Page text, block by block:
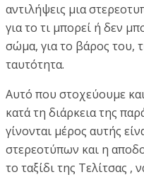
αντιλήψεις μια
για το τι μπορεί ή δεν
σώμα, για το βάρος του,
ταυτότητα.
Αυτό που στοχεύουμε
κατά τη διάρκεια της
γίνονται μέρος αυτής
στερεοτύπων και η
το ταξίδι της Τελίτσας ,